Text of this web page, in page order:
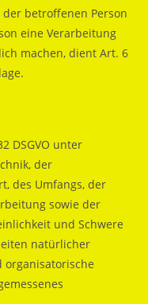
betroffenen Person
eine Verarbeitung
machen, dient Art. 6
DSGVO unter
der
des Umfangs, der
sowie der
und Schwere
natürlicher
organisatorische